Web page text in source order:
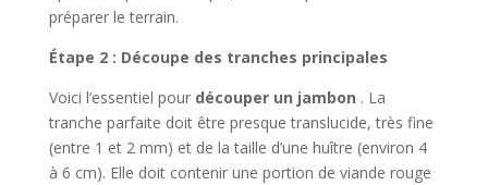
préparer le terrain.
Étape 2 : Découpe des tranches principales
Voici l’essentiel pour découper un jambon . La
tranche parfaite doit être presque translucide, très fine
(entre 1 et 2 mm) et de la taille d’une huître (environ 4
à 6 cm). Elle doit contenir une portion de viande rouge